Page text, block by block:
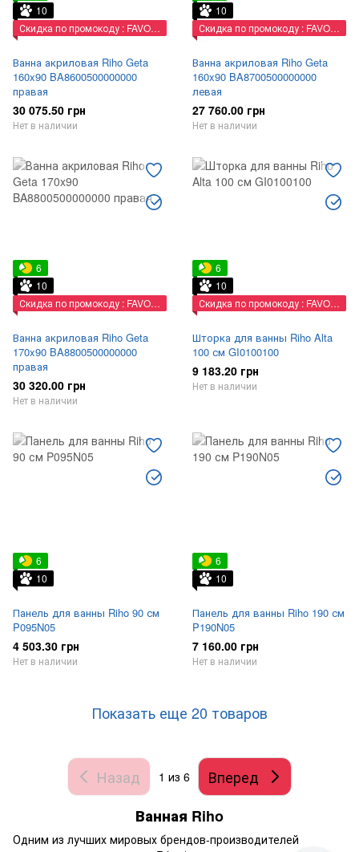
10
Скидка по промокоду : FAVORIT
Ванна акриловая Riho Geta
160x90 BA8600500000000
правая
30 075.50 грн
Нет в наличии
10
Скидка по промокоду : FAVORIT
Ванна акриловая Riho Geta
160x90 BA8700500000000
левая
27 760.00 грн
Нет в наличии
6
10
Скидка по промокоду : FAVORIT
Ванна акриловая Riho Geta
170x90 BA8800500000000
правая
30 320.00 грн
Нет в наличии
6
10
Скидка по промокоду : FAVORIT
Шторка для ванны Riho Alta
100 см GI0100100
9 183.20 грн
Нет в наличии
6
10
Панель для ванны Riho 90 см
P095N05
4 503.30 грн
Нет в наличии
6
10
Панель для ванны Riho 190 см
P190N05
7 160.00 грн
Нет в наличии
Показать еще 20 товаров
Назад 1 из 6
Вперед
Ванная Riho
Одним из лучших мировых брендов-производителей